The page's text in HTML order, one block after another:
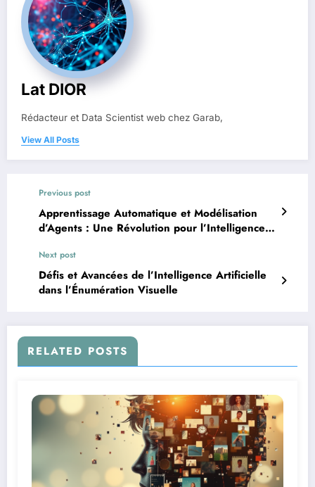
Lat DIOR
Rédacteur et Data Scientist web chez Garab,
View All Posts
Previous post
Apprentissage Automatique et Modélisation
d’Agents : Une Révolution pour l’Intelligence
Next post
Défis et Avancées de l’Intelligence Artificielle
dans l’Énumération Visuelle
RELATED POSTS